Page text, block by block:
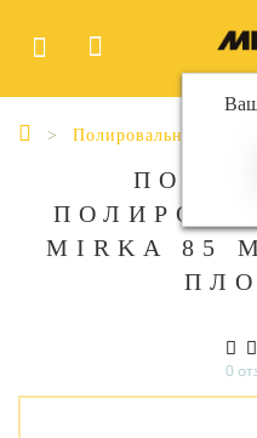
Полировальные диски
MIRKA 85
0